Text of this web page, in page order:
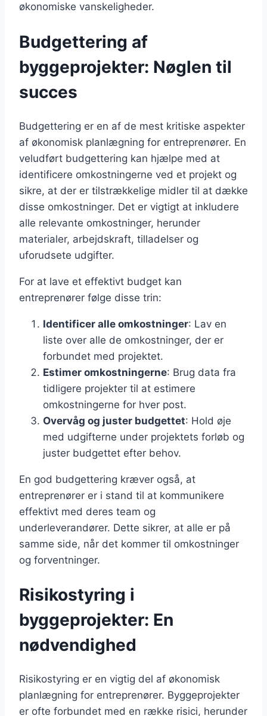
økonomiske vanskeligheder.
Budgettering af
byggeprojekter: Nøglen til
succes
Budgettering er en af de mest kritiske aspekter
af økonomisk planlægning for entreprenører. En
veludført budgettering kan hjælpe med at
identificere omkostningerne ved et projekt og
sikre, at der er tilstrækkelige midler til at dække
disse omkostninger. Det er vigtigt at inkludere
alle relevante omkostninger, herunder
materialer, arbejdskraft, tilladelser og
uforudsete udgifter.
For at lave et effektivt budget kan
entreprenører følge disse trin:
Identificer alle omkostninger: Lav en
liste over alle de omkostninger, der er
forbundet med projektet.
Estimer omkostningerne: Brug data fra
tidligere projekter til at estimere
omkostningerne for hver post.
Overvåg og juster budgettet: Hold øje
med udgifterne under projektets forløb og
juster budgettet efter behov.
En god budgettering kræver også, at
entreprenører er i stand til at kommunikere
effektivt med deres team og
underleverandører. Dette sikrer, at alle er på
samme side, når det kommer til omkostninger
og forventninger.
Risikostyring i
byggeprojekter: En
nødvendighed
Risikostyring er en vigtig del af økonomisk
planlægning for entreprenører. Byggeprojekter
er ofte forbundet med en række risici, herunder